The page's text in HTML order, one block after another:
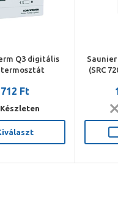
Q3 digitális
Ft
Készleten
Saunier
(SRC